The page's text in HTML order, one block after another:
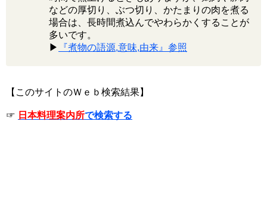
などの厚切り、ぶつ切り、かたまりの肉を煮る
場合は、長時間煮込んでやわらかくすることが
多いです。
▶
『煮物の語源,意味,由来』参照
【このサイトのＷｅｂ検索結果】
☞ 日本料理案内所で検索する